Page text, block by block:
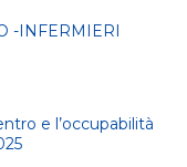
-INFERMIERI
e l’occupabilità